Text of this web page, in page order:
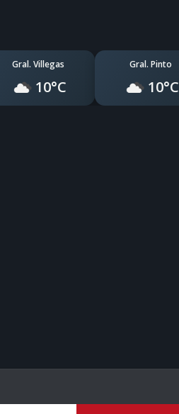
Gral. Villegas
10°C
Gral. Pinto
10°C